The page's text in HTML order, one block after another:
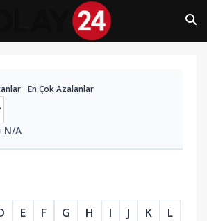
En Çok Azalanlar
N/A
E F G H I J K
L